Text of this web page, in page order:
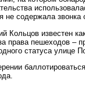
не содержала звонка
Кольцов известен
права пешеходов –
статуса улице